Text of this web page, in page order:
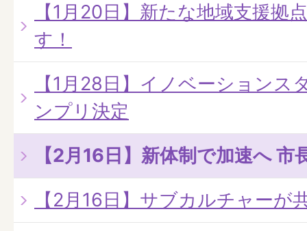
【1月20日】新たな地域支援拠
す！
【1月28日】イノベーション
ンプリ決定
【2月16日】新体制で加速へ
【2月16日】サブカルチャーが